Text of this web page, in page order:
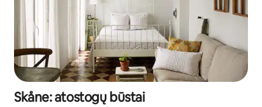
Skåne: atostogų būstai